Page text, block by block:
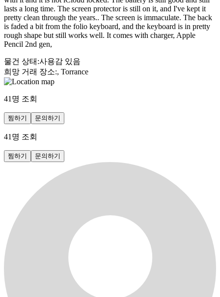
lasts a long time. The screen protector is still on it, and I've kept it
pretty clean through the years.. The screen is immaculate. The back
is faded a bit from the folio keyboard, and the keyboard is in pretty
rough shape but still works well. It comes with charger, Apple
Pencil 2nd gen,
물건 상태 :사용감 있음
희망 거래 장소:, Torrance
41 명 조회
찜하기 문의하기
41 명 조회
찜하기 문의하기